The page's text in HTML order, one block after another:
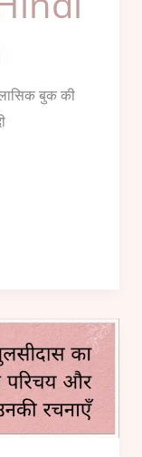
बुक की